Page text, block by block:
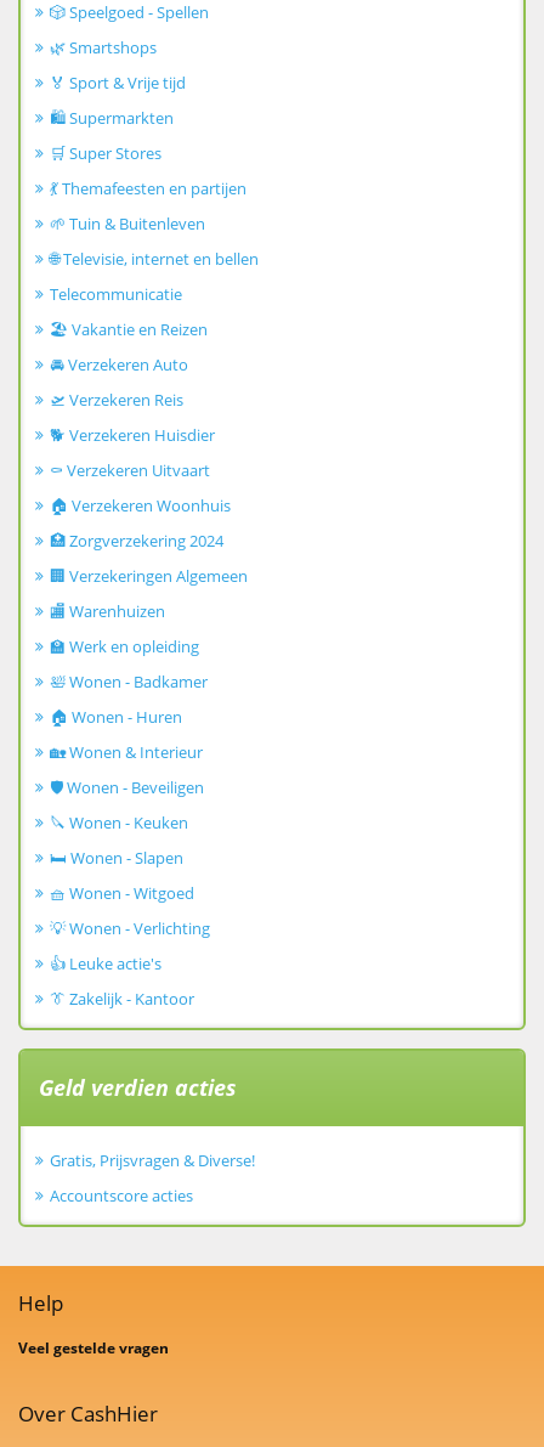
🎲 Speelgoed - Spellen
🌿 Smartshops
🏅 Sport & Vrije tijd
🛍️ Supermarkten
🛒 Super Stores
💃 Themafeesten en partijen
🌱 Tuin & Buitenleven
🌐 Televisie, internet en bellen
Telecommunicatie
🏖️ Vakantie en Reizen
🚘 Verzekeren Auto
🛫 Verzekeren Reis
🐕 Verzekeren Huisdier
⚰️ Verzekeren Uitvaart
🏠 Verzekeren Woonhuis
🏥 Zorgverzekering 2024
🏢 Verzekeringen Algemeen
🏬 Warenhuizen
🏫 Werk en opleiding
🛀 Wonen - Badkamer
🏠 Wonen - Huren
🏡 Wonen & Interieur
🛡️ Wonen - Beveiligen
🔪 Wonen - Keuken
🛏️ Wonen - Slapen
🧺 Wonen - Witgoed
💡 Wonen - Verlichting
👍 Leuke actie's
👔 Zakelijk - Kantoor
Geld verdien acties
Gratis, Prijsvragen & Diverse!
Accountscore acties
Help
Veel gestelde vragen
Over CashHier